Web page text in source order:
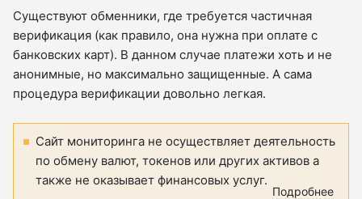
Существуют обменники, где требуется частичная
верификация (как правило, она нужна при оплате с
банковских карт). В данном случае платежи хоть и не
анонимные, но максимально защищенные. А сама
процедура верификации довольно легкая.
Сайт мониторинга не осуществляет деятельность
по обмену валют, токенов или других активов а
также не оказывает финансовых услуг.
Подробнее